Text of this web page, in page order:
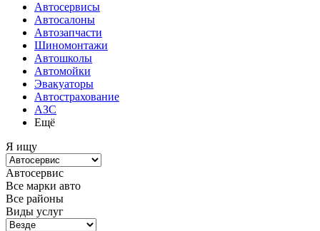
Автосервисы
Автосалоны
Автозапчасти
Шиномонтажи
Автошколы
Автомойки
Эвакуаторы
Автострахование
АЗС
Ещё
Я ищу
Автосервис
Все марки авто
Все районы
Виды услуг